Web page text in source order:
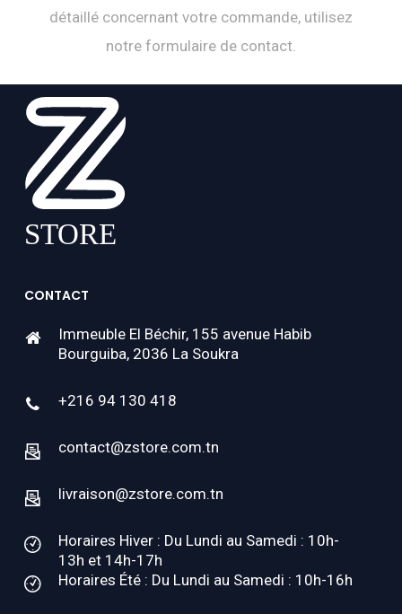
détaillé concernant votre commande, utilisez
notre formulaire de contact.
CONTACT
Immeuble El Béchir, 155 avenue Habib
Bourguiba, 2036 La Soukra
+216 94 130 418
contact@zstore.com.tn
livraison@zstore.com.tn
Horaires Hiver : Du Lundi au Samedi : 10h-
13h et 14h-17h
Horaires Été : Du Lundi au Samedi : 10h-16h